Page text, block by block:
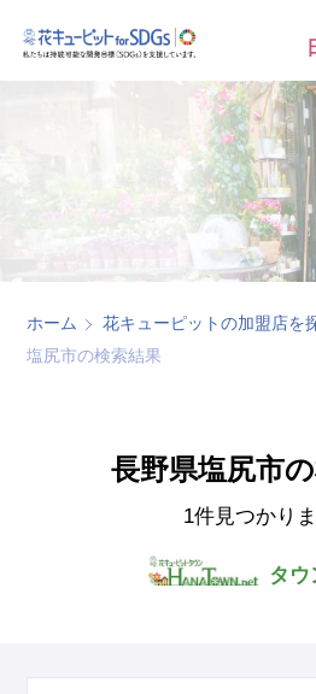
ホーム 花キューピットの加盟店を
塩尻市の検索結果
長野県塩尻市
1件見つかり
タウ